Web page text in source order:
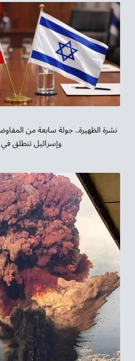
نشرة الظهيرة.. جولة سابعة من
وإسرائيل تنطلق